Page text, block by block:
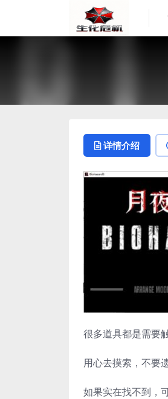
详情介绍
很多道具都是需要
用心去摸索，不要
如果实在找不到，